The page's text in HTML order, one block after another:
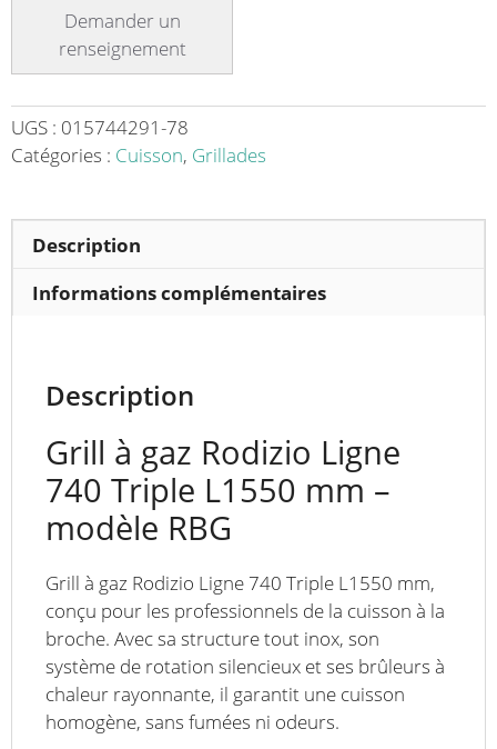
à
gaz
pour
Ligne
740
Longueur
UGS : 015744291-78
Catégories : Cuisson, Grillades
Description
Informations complémentaires
Description
Grill à gaz Rodizio Ligne
740 Triple L1550 mm –
modèle RBG
Grill à gaz Rodizio Ligne 740 Triple L1550 mm,
conçu pour les professionnels de la cuisson à la
broche. Avec sa structure tout inox, son
système de rotation silencieux et ses brûleurs à
chaleur rayonnante, il garantit une cuisson
homogène, sans fumées ni odeurs.